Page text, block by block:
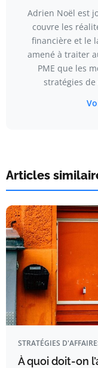
Adrien Noël est
couvre les
financière et le
amené à traiter
PME que les
stratégies de
Articles
STRATÉGIES
À quoi doit-on